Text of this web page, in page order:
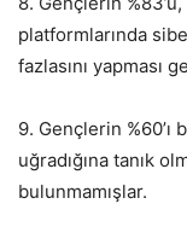
platformlarında
fazlasını yapması
9. Gençlerin %60’ı
uğradığına tanık
bulunmamışlar.